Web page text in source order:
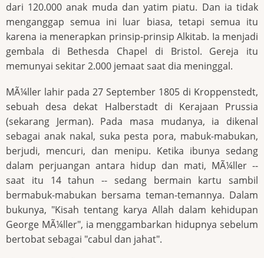
dari 120.000 anak muda dan yatim piatu. Dan ia tidak
menganggap semua ini luar biasa, tetapi semua itu
karena ia menerapkan prinsip-prinsip Alkitab. Ia menjadi
gembala di Bethesda Chapel di Bristol. Gereja itu
memunyai sekitar 2.000 jemaat saat dia meninggal.
MÃ¼ller lahir pada 27 September 1805 di Kroppenstedt,
sebuah desa dekat Halberstadt di Kerajaan Prussia
(sekarang Jerman). Pada masa mudanya, ia dikenal
sebagai anak nakal, suka pesta pora, mabuk-mabukan,
berjudi, mencuri, dan menipu. Ketika ibunya sedang
dalam perjuangan antara hidup dan mati, MÃ¼ller --
saat itu 14 tahun -- sedang bermain kartu sambil
bermabuk-mabukan bersama teman-temannya. Dalam
bukunya, "Kisah tentang karya Allah dalam kehidupan
George MÃ¼ller", ia menggambarkan hidupnya sebelum
bertobat sebagai "cabul dan jahat".